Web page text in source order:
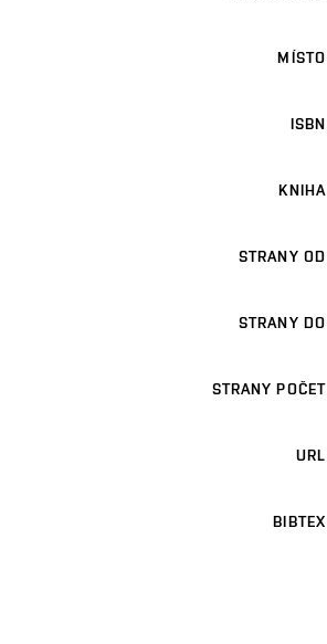
MÍSTO
ISBN
KNIHA
STRANY OD
STRANY DO
STRANY POČET
URL
BIBTEX